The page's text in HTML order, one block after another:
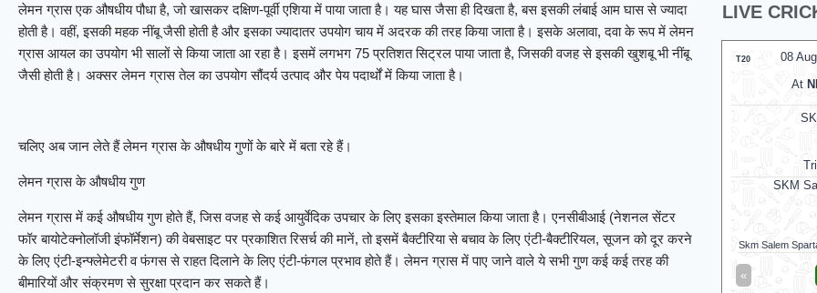
लेमन ग्रास एक औषधीय पौधा है, जो खासकर दक्षिण-पूर्वी एशिया में पाया जाता है। यह घास जैसा ही दिखता है, बस इसकी लंबाई आम घास से ज्यादा
होती है। वहीं, इसकी महक नींबू जैसी होती है और इसका ज्यादातर उपयोग चाय में अदरक की तरह किया जाता है। इसके अलावा, दवा के रूप में लेमन
ग्रास आयल का उपयोग भी सालों से किया जाता आ रहा है। इसमें लगभग 75 प्रतिशत सिट्रल पाया जाता है, जिसकी वजह से इसकी खुशबू भी नींबू
जैसी होती है। अक्सर लेमन ग्रास तेल का उपयोग सौंदर्य उत्पाद और पेय पदार्थों में किया जाता है।
चलिए अब जान लेते हैं लेमन ग्रास के औषधीय गुणों के बारे में बता रहे हैं।
लेमन ग्रास के औषधीय गुण
लेमन ग्रास में कई औषधीय गुण होते हैं, जिस वजह से कई आयुर्वेदिक उपचार के लिए इसका इस्तेमाल किया जाता है। एनसीबीआई (नेशनल सेंटर
फॉर बायोटेक्नोलॉजी इंफॉर्मेशन) की वेबसाइट पर प्रकाशित रिसर्च की मानें, तो इसमें बैक्टीरिया से बचाव के लिए एंटी-बैक्टीरियल, सूजन को दूर करने
के लिए एंटी-इन्फ्लेमेटरी व फंगस से राहत दिलाने के लिए एंटी-फंगल प्रभाव होते हैं। लेमन ग्रास में पाए जाने वाले ये सभी गुण कई कई तरह की
बीमारियों और संक्रमण से सुरक्षा प्रदान कर सकते हैं।
LIVE
08 Aug 2026, Sat 14:00 GMT
T20 LIVE
Jaffna Kings 33/2 (5)
08
T20
At
SKM
Skm Salem
«